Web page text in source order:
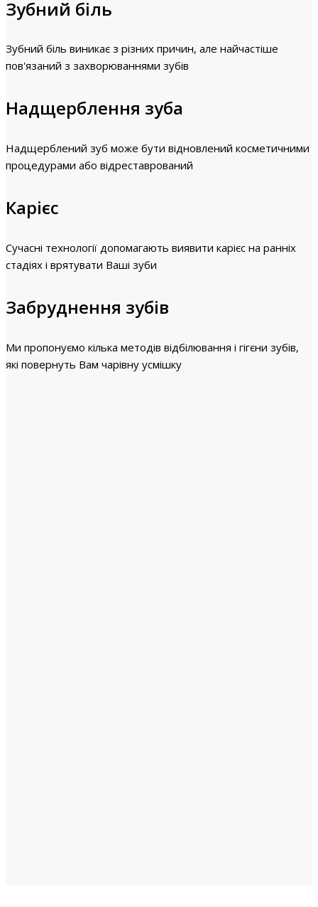
Зубний біль
Зубний біль виникає з різних причин, але найчастіше
пов'язаний з захворюваннями зубів
Надщерблення зуба
Надщерблений зуб може бути відновлений косметичними
процедурами або відреставрований
Карієс
Сучасні технології допомагають виявити карієс на ранніх
стадіях і врятувати Ваші зуби
Забруднення зубів
Ми пропонуємо кілька методів відбілювання і гігєни зубів,
які повернуть Вам чарівну усмішку